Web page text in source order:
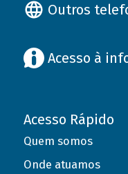
Outros
Acesso à
Acesso Rápido
Quem somos
Onde atuamos